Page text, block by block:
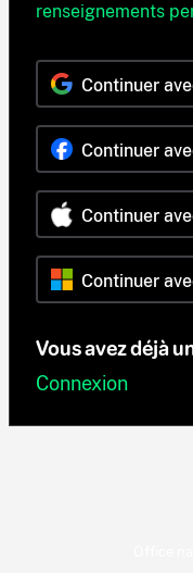
renseignements
Continuer
Continuer
Continuer
Continuer
Vous avez déjà
Connexion